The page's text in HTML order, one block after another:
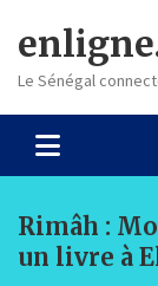
content
Le Sénégal
Rimâh :
un livre à